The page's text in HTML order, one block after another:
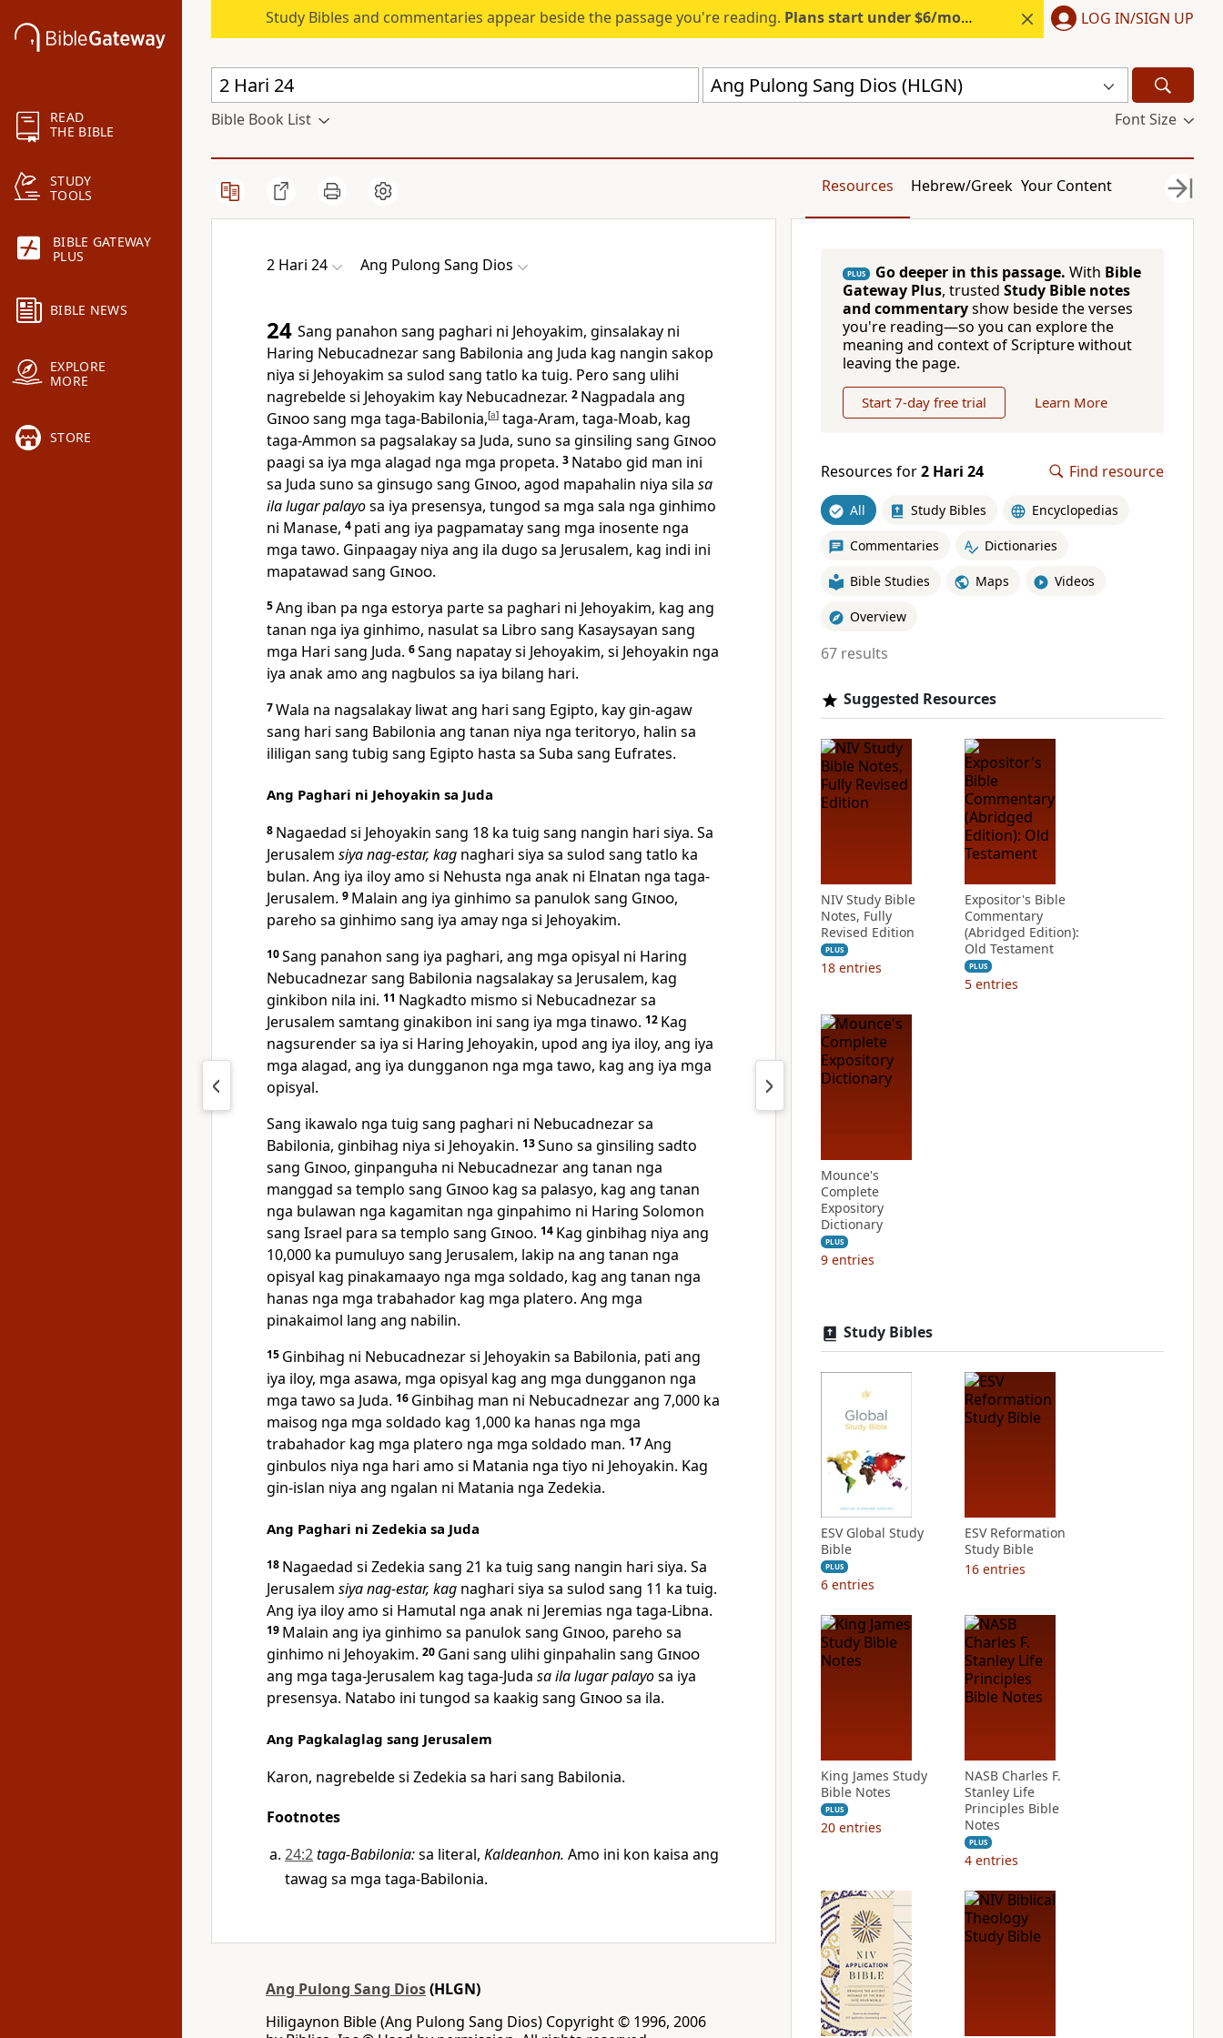
READ
THE BIBLE
STUDY
TOOLS
BIBLE GATEWAY
PLUS
BIBLE NEWS
EXPLORE
MORE
STORE
Study Bibles and commentaries appear beside the passage you're reading. Plans start under $6/month. Start free. LOG IN/SIGN UP
Ang Pulong Sang Dios (HLGN)
Bible Book List Font Size
Resources Hebrew/Greek Your Content
2 Hari 24 Ang Pulong Sang Dios
24 Sang panahon sang paghari ni Jehoyakim, ginsalakay ni
Haring Nebucadnezar sang Babilonia ang Juda kag nangin sakop
niya si Jehoyakim sa sulod sang tatlo ka tuig. Pero sang ulihi
nagrebelde si Jehoyakim kay Nebucadnezar. 2 Nagpadala ang
Ginoosang mga taga-Babilonia,[a] taga-Aram, taga-Moab, kag
taga-Ammon sa pagsalakay sa Juda, suno sa ginsiling sang Ginoo
paagi sa iya mga alagad nga mga propeta. 3 Natabo gid man ini
sa Juda suno sa ginsugo sang Ginoo, agod mapahalin niya sila sa
ila lugar palayosa iya presensya, tungod sa mga sala nga ginhimo
ni Manase, 4 pati ang iya pagpamatay sang mga inosente nga
mga tawo. Ginpaagay niya ang ila dugo sa Jerusalem, kag indi ini
mapatawad sang Ginoo.
5Ang iban pa nga estorya parte sa paghari ni Jehoyakim, kag ang
tanan nga iya ginhimo, nasulat sa Libro sang Kasaysayan sang
mga Hari sang Juda. 6Sang napatay si Jehoyakim, si Jehoyakin nga
iya anak amo ang nagbulos sa iya bilang hari.
7Wala na nagsalakay liwat ang hari sang Egipto, kay gin-agaw
sang hari sang Babilonia ang tanan niya nga teritoryo, halin sa
ililigan sang tubig sang Egipto hasta sa Suba sang Eufrates.
Ang Paghari ni Jehoyakin sa Juda
8 Nagaedad si Jehoyakin sang 18 ka tuig sang nangin hari siya. Sa
Jerusalem siya nag-estar, kag naghari siya sa sulod sang tatlo ka
bulan. Ang iya iloy amo si Nehusta nga anak ni Elnatan nga taga-
Jerusalem. 9 Malain ang iya ginhimo sa panulok sang Ginoo,
pareho sa ginhimo sang iya amay nga si Jehoyakim.
10Sang panahon sang iya paghari, ang mga opisyal ni Haring
Nebucadnezar sang Babilonia nagsalakay sa Jerusalem, kag
ginkibon nila ini. 11 Nagkadto mismo si Nebucadnezar sa
Jerusalem samtang ginakibon ini sang iya mga tinawo. 12 Kag
nagsurender sa iya si Haring Jehoyakin, upod ang iya iloy, ang iya
mga alagad, ang iya dungganon nga mga tawo, kag ang iya mga
opisyal.
Sang ikawalo nga tuig sang paghari ni Nebucadnezar sa
Babilonia, ginbihag niya si Jehoyakin. 13Suno sa ginsiling sadto
sang Ginoo, ginpanguha ni Nebucadnezar ang tanan nga
manggad sa templo sang Ginoo kag sa palasyo, kag ang tanan
nga bulawan nga kagamitan nga ginpahimo ni Haring Solomon
sang Israel para sa templo sang Ginoo. 14 Kag ginbihag niya ang
10,000 ka pumuluyo sang Jerusalem, lakip na ang tanan nga
opisyal kag pinakamaayo nga mga soldado, kag ang tanan nga
hanas nga mga trabahador kag mga platero. Ang mga
pinakaimol lang ang nabilin.
15 Ginbihag ni Nebucadnezar si Jehoyakin sa Babilonia, pati ang
iya iloy, mga asawa, mga opisyal kag ang mga dungganon nga
mga tawo sa Juda. 16 Ginbihag man ni Nebucadnezar ang 7,000 ka
maisog nga mga soldado kag 1,000 ka hanas nga mga
trabahador kag mga platero nga mga soldado man. 17Ang
ginbulos niya nga hari amo si Matania nga tiyo ni Jehoyakin. Kag
gin-islan niya ang ngalan ni Matania nga Zedekia.
Ang Paghari ni Zedekia sa Juda
18 Nagaedad si Zedekia sang 21 ka tuig sang nangin hari siya. Sa
Jerusalem siya nag-estar, kag naghari siya sa sulod sang 11 ka tuig.
Ang iya iloy amo si Hamutal nga anak ni Jeremias nga taga-Libna.
19 Malain ang iya ginhimo sa panulok sang Ginoo, pareho sa
ginhimo ni Jehoyakim. 20 Gani sang ulihi ginpahalin sang Ginoo
ang mga taga-Jerusalem kag taga-Juda sa ila lugar palayosa iya
presensya. Natabo ini tungod sa kaakig sang Ginoosa ila.
Ang Pagkalaglag sang Jerusalem
Karon, nagrebelde si Zedekia sa hari sang Babilonia.
Footnotes
24:2taga-Babilonia:sa literal, Kaldeanhon. Amo ini kon kaisa ang
tawag sa mga taga-Babilonia.
Ang Pulong Sang Dios(HLGN)
Hiligaynon Bible (Ang Pulong Sang Dios) Copyright © 1996, 2006
PLUS Go deeper in this passage. With Bible
Gateway Plus, trusted Study Bible notes
and commentaryshow beside the verses
you're reading—so you can explore the
meaning and context of Scripture without
leaving the page.
Start 7-day free trial Learn More
Resources for2 Hari 24 Find resource
All Study Bibles Encyclopedias
Commentaries Dictionaries
Bible Studies Maps Videos
Overview
67 results
Suggested Resources
NIV Study Bible
Notes, Fully
Revised Edition
PLUS
18 entries
Expositor's Bible
Commentary
(Abridged Edition):
Old Testament
PLUS
5 entries
Mounce's
Complete
Expository
Dictionary
PLUS
9 entries
Study Bibles
ESV Global Study
Bible
PLUS
6 entries
ESV Reformation
Study Bible
16 entries
King James Study
Bible Notes
PLUS
20 entries
NASB Charles F.
Stanley Life
Principles Bible
Notes
PLUS
4 entries